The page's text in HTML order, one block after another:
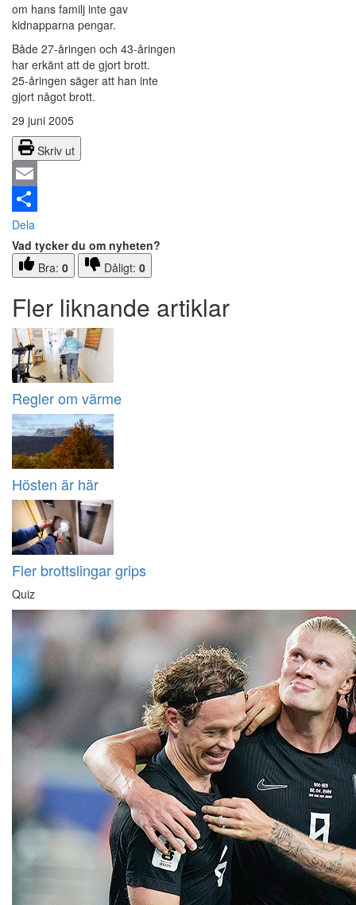
om hans familj inte gav
kidnapparna pengar.
Både 27-åringen och 43-åringen
har erkänt att de gjort brott.
25-åringen säger att han inte
gjort något brott.
29 juni 2005
Skriv ut
Email
Dela
Vad tycker du om nyheten?
Bra: 0 Dåligt: 0
Fler liknande artiklar
Regler om värme
Hösten är här
Fler brottslingar grips
Quiz